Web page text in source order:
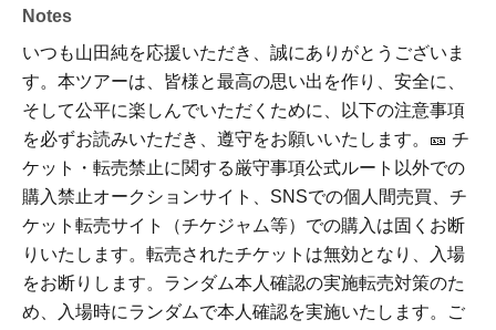
Notes
いつも山田純を応援いただき、誠にありがとうございま
す。本ツアーは、皆様と最高の思い出を作り、安全に、
そして公平に楽しんでいただくために、以下の注意事項
を必ずお読みいただき、遵守をお願いいたします。🎫 チ
ケット・転売禁止に関する厳守事項公式ルート以外での
購入禁止オークションサイト、SNSでの個人間売買、チ
ケット転売サイト（チケジャム等）での購入は固くお断
りいたします。転売されたチケットは無効となり、入場
をお断りします。ランダム本人確認の実施転売対策のた
め、入場時にランダムで本人確認を実施いたします。ご